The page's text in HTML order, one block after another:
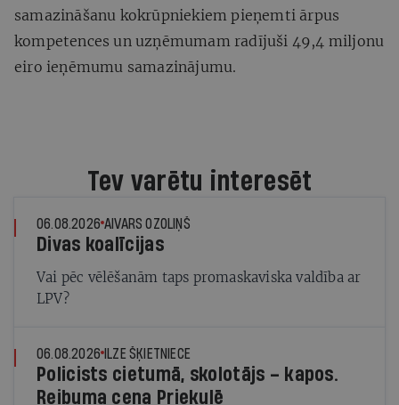
samazināšanu kokrūpniekiem pieņemti ārpus
kompetences un uzņēmumam radījuši 49,4 miljonu
eiro ieņēmumu samazinājumu.
Tev varētu interesēt
06.08.2026 AIVARS OZOLIŅŠ
Divas koalīcijas
Vai pēc vēlēšanām taps promaskaviska valdība ar
LPV?
06.08.2026 ILZE ŠĶIETNIECE
Policists cietumā, skolotājs – kapos.
Reibuma cena Priekulē